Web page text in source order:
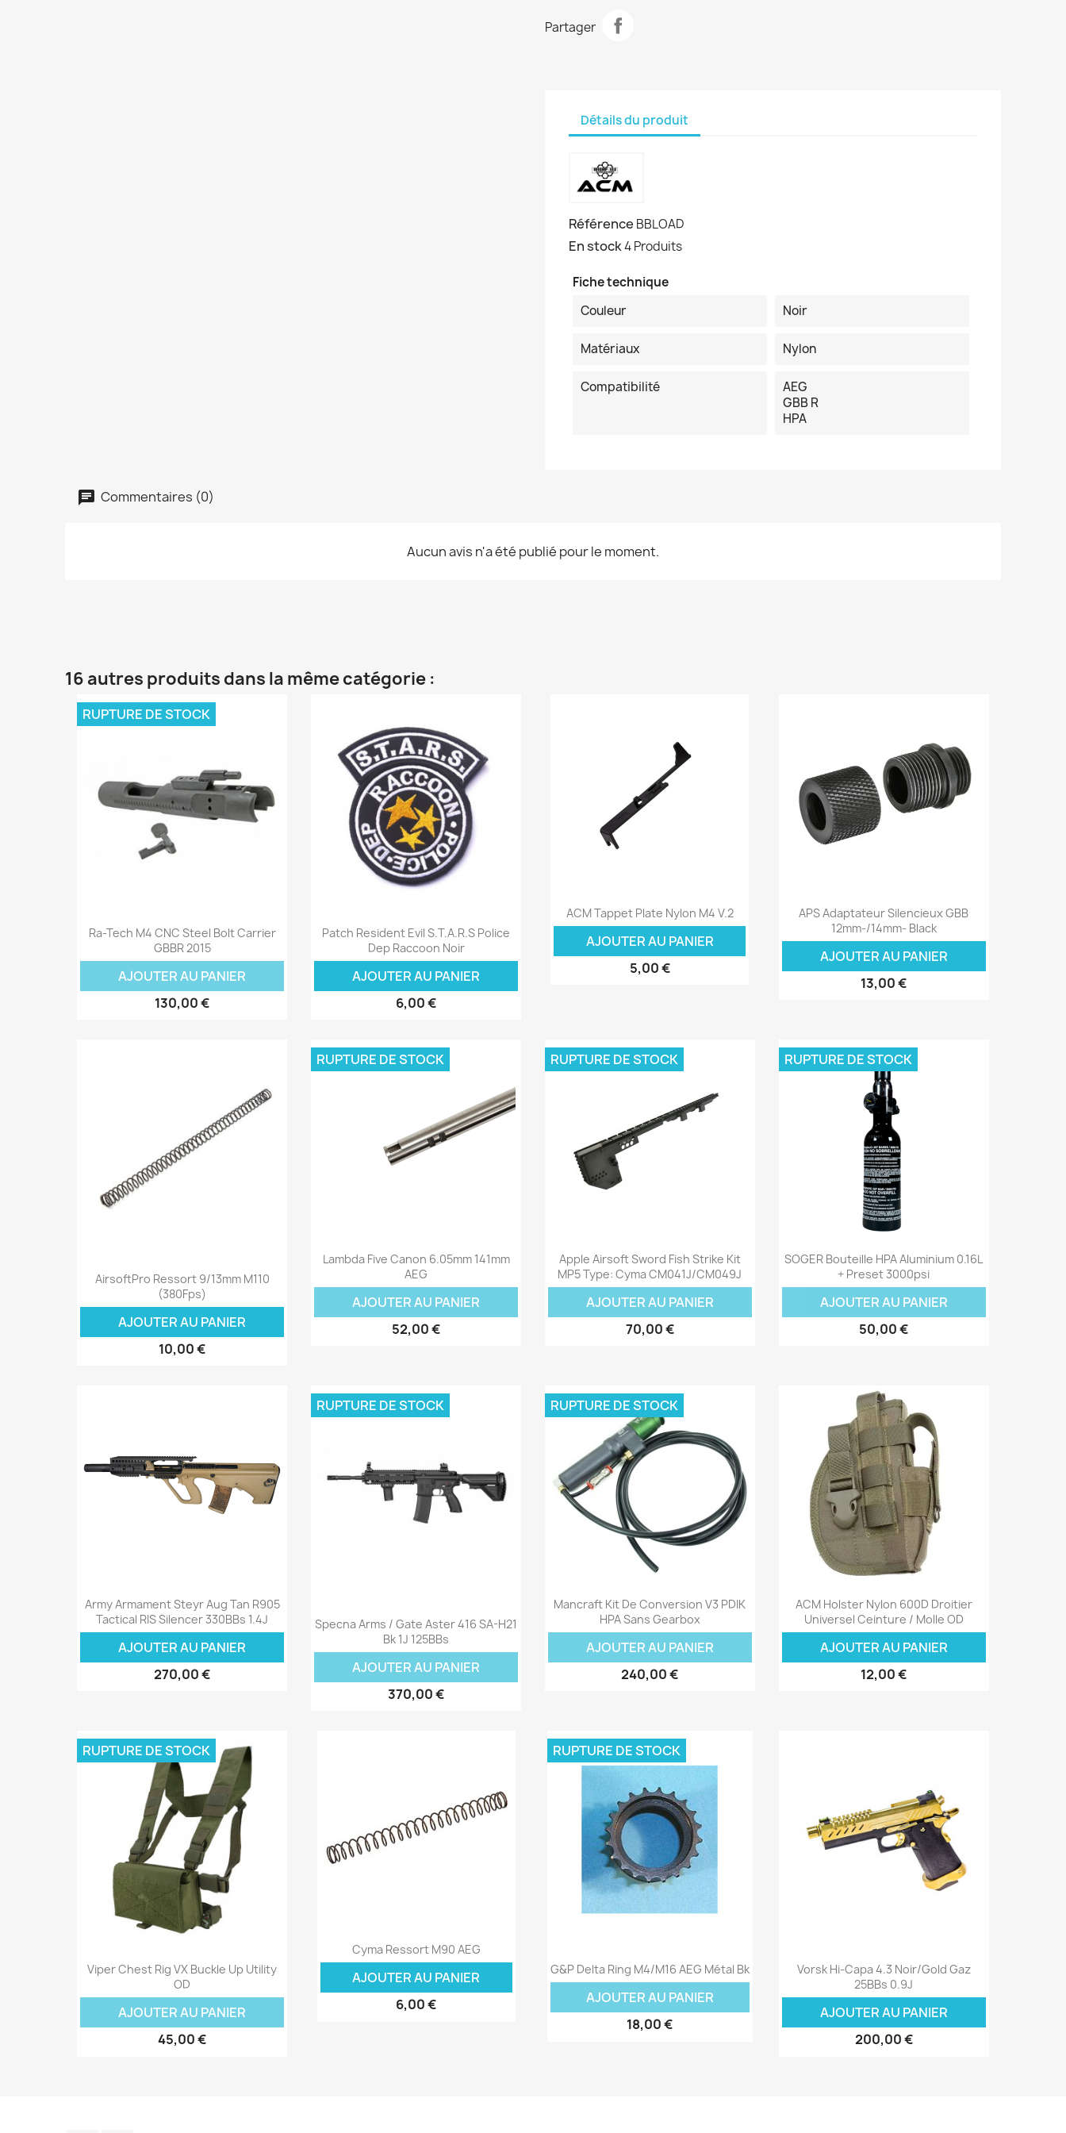
Partager
Détails du produit
Référence BBLOAD
En stock4 Produits
Fiche technique
Couleur
Noir
Matériaux Nylon
Compatibilité
AEG
GBB R
HPA
Commentaires (0)
Aucun avis n'a été publié pour le moment.
16 autres produits dans la même catégorie :
Aperçu rapide
Ra-Tech M4 CNC Steel Bolt Carrier
GBBR 2015
AJOUTER AU PANIER
130,00 €
RUPTURE DE STOCK
Aperçu rapide
Patch Resident Evil S.T.A.R.S Police
Dep Raccoon Noir
AJOUTER AU PANIER
6,00 €
Aperçu rapide
ACM Tappet Plate Nylon M4 V.2
AJOUTER AU PANIER
5,00 €
Aperçu rapide
APS Adaptateur Silencieux GBB
12mm-/14mm- Black
AJOUTER AU PANIER
13,00 €
Aperçu rapide
AirsoftPro Ressort 9/13mm M110
(380Fps)
AJOUTER AU PANIER
10,00 €
Aperçu rapide
Lambda Five Canon 6.05mm 141mm
AEG
AJOUTER AU PANIER
52,00 €
RUPTURE DE STOCK
Aperçu rapide
Apple Airsoft Sword Fish Strike Kit
MP5 Type: Cyma CM041J/CM049J
AJOUTER AU PANIER
70,00 €
RUPTURE DE STOCK
Aperçu rapide
SOGER Bouteille HPA Aluminium 0.16L
+ Preset 3000psi
AJOUTER AU PANIER
50,00 €
RUPTURE DE STOCK
Aperçu rapide
Army Armament Steyr Aug Tan R905
Tactical RIS Silencer 330BBs 1.4J
AJOUTER AU PANIER
270,00 €
Aperçu rapide
Specna Arms / Gate Aster 416 SA-H21
Bk 1J 125BBs
AJOUTER AU PANIER
370,00 €
RUPTURE DE STOCK
Aperçu rapide
Mancraft Kit De Conversion V3 PDIK
HPA Sans Gearbox
AJOUTER AU PANIER
240,00 €
RUPTURE DE STOCK
Aperçu rapide
ACM Holster Nylon 600D Droitier
Universel Ceinture / Molle OD
AJOUTER AU PANIER
12,00 €
Aperçu rapide
Viper Chest Rig VX Buckle Up Utility
OD
AJOUTER AU PANIER
45,00 €
RUPTURE DE STOCK
Aperçu rapide
Cyma Ressort M90 AEG
AJOUTER AU PANIER
6,00 €
Aperçu rapide
G&P Delta Ring M4/M16 AEG Métal Bk
AJOUTER AU PANIER
18,00 €
RUPTURE DE STOCK
Aperçu rapide
Vorsk Hi-Capa 4.3 Noir/Gold Gaz
25BBs 0.9J
AJOUTER AU PANIER
200,00 €